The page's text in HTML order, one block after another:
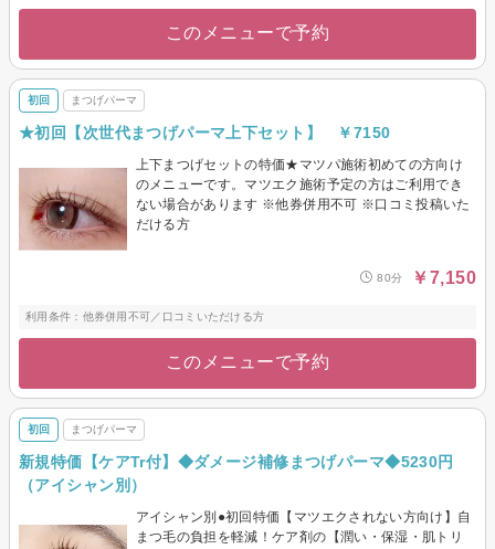
このメニューで予約
初回 まつげパーマ
★初回【次世代まつげパーマ上下セット】 ￥7150
上下まつげセットの特価★マツパ施術初めての方向け
のメニューです。マツエク施術予定の方はご利用でき
ない場合があります ※他券併用不可 ※口コミ投稿いた
だける方
80分 ￥7,150
利用条件：他券併用不可／口コミいただける方
このメニューで予約
初回 まつげパーマ
新規特価【ケアTr付】◆ダメージ補修まつげパーマ◆5230円
（アイシャン別）
アイシャン別●初回特価【マツエクされない方向け】自
まつ毛の負担を軽減！ケア剤の【潤い・保湿・肌トリ